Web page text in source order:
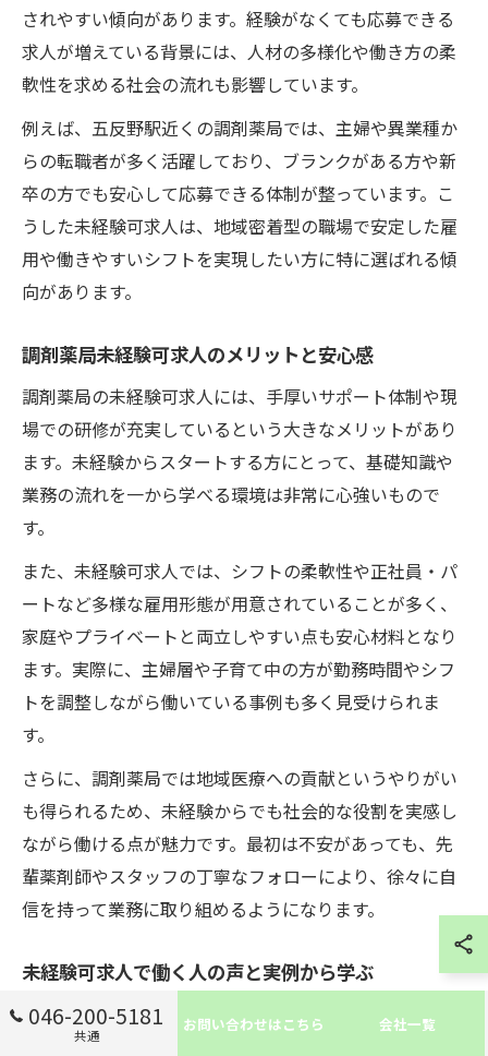
されやすい傾向があります。経験がなくても応募できる
求人が増えている背景には、人材の多様化や働き方の柔
軟性を求める社会の流れも影響しています。
例えば、五反野駅近くの調剤薬局では、主婦や異業種か
らの転職者が多く活躍しており、ブランクがある方や新
卒の方でも安心して応募できる体制が整っています。こ
うした未経験可求人は、地域密着型の職場で安定した雇
用や働きやすいシフトを実現したい方に特に選ばれる傾
向があります。
調剤薬局未経験可求人のメリットと安心感
調剤薬局の未経験可求人には、手厚いサポート体制や現
場での研修が充実しているという大きなメリットがあり
ます。未経験からスタートする方にとって、基礎知識や
業務の流れを一から学べる環境は非常に心強いもので
す。
また、未経験可求人では、シフトの柔軟性や正社員・パ
ートなど多様な雇用形態が用意されていることが多く、
家庭やプライベートと両立しやすい点も安心材料となり
ます。実際に、主婦層や子育て中の方が勤務時間やシフ
トを調整しながら働いている事例も多く見受けられま
す。
さらに、調剤薬局では地域医療への貢献というやりがい
も得られるため、未経験からでも社会的な役割を実感し
ながら働ける点が魅力です。最初は不安があっても、先
輩薬剤師やスタッフの丁寧なフォローにより、徐々に自
信を持って業務に取り組めるようになります。
未経験可求人で働く人の声と実例から学ぶ
実際に五反野駅近くの調剤薬局で未経験可求人に応募
し、薬剤師として働き始めた方の声を紹介します。異業
046-200-5181
共通
お問い合わせはこちら 会社一覧